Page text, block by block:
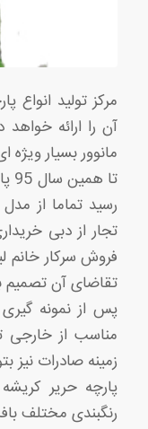
مرکز تولید انواع
آن را ارائه
مانوور بسیار ویژه
رسید تماما از
تجار از دبی
فروش سرکار خانم
تقاضای آن تصمیم
پس از نمونه
مناسب از خارجی
زمینه صادرات نیز
پارچه حریر
رنگبندی مختلف